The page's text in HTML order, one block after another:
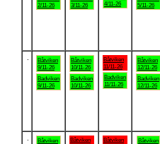
2/11-26
3/11-26
4/11-26
5/11-26
Båtviken
9/11-26
Badviken
9/11-26
Båtviken
10/11-26
Badviken
10/11-26
Båtviken
11/11-26
Badviken
11/11-26
Båtviken
12/11-26
Badviken
12/11-26
Båtviken
Båtviken
Båtviken
Båtviken